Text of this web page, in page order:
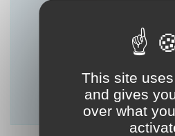
This site
and gives
over what
national.
Le conseil
proximité à privilégier.
plainte ou formuler des
Lien vers la FAQ du CNOM
FAQ procédure disciplinaire